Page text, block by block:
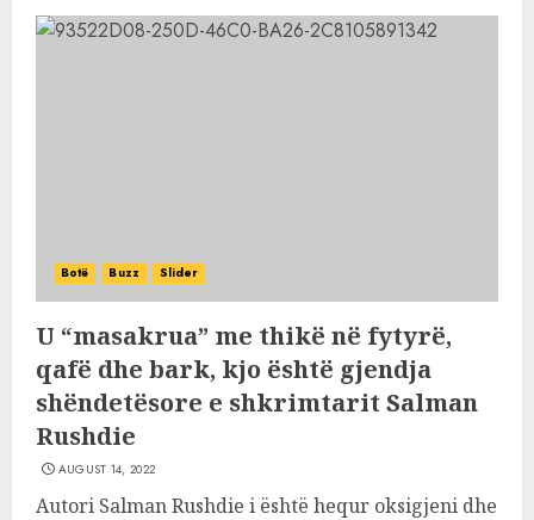
Botë Buzz Slider
U “masakrua” me thikë në fytyrë,
qafë dhe bark, kjo është gjendja
shëndetësore e shkrimtarit Salman
Rushdie
AUGUST 14, 2022
Autori Salman Rushdie i është hequr oksigjeni dhe